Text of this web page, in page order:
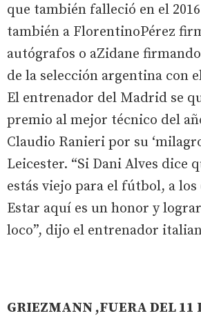
que también falleció en el
también a FlorentinoPérez
autógrafos o aZidane
de la selección argentina con
El entrenador del Madrid se
premio al mejor técnico del
Claudio Ranieri por su
Leicester. “Si Dani Alves dice
estás viejo para el fútbol, a los
Estar aquí es un honor y
loco”, dijo el entrenador
GRIEZMANN ,FUERA DEL 11